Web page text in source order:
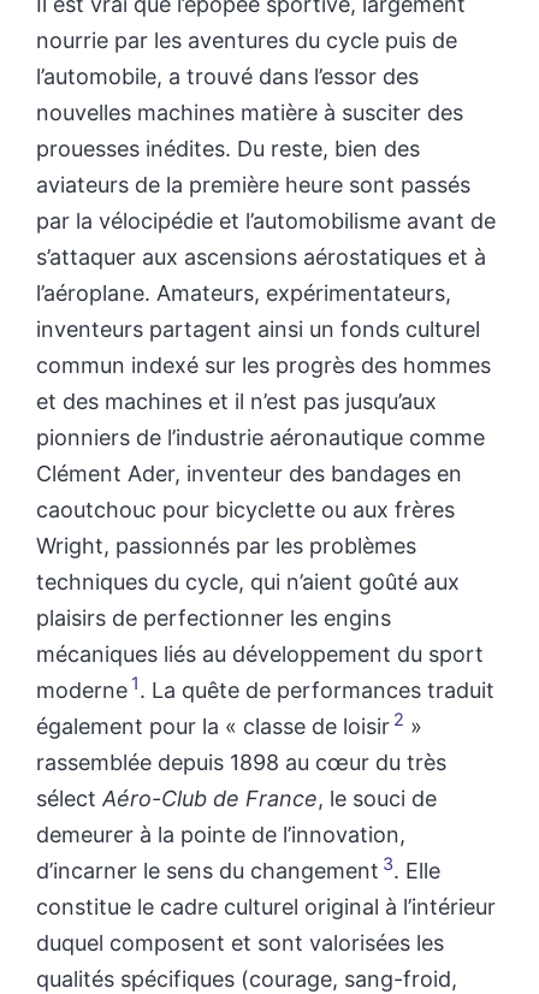
nourrie par les aventures du cycle puis de
l’automobile, a trouvé dans l’essor des
nouvelles machines matière à susciter des
prouesses inédites. Du reste, bien des
aviateurs de la première heure sont passés
par la vélocipédie et l’automobilisme avant de
s’attaquer aux ascensions aérostatiques et à
l’aéroplane. Amateurs, expérimentateurs,
inventeurs partagent ainsi un fonds culturel
commun indexé sur les progrès des hommes
et des machines et il n’est pas jusqu’aux
pionniers de l’industrie aéronautique comme
Clément Ader, inventeur des bandages en
caoutchouc pour bicyclette ou aux frères
Wright, passionnés par les problèmes
techniques du cycle, qui n’aient goûté aux
plaisirs de perfectionner les engins
mécaniques liés au développement du sport
moderne 1. La quête de performances traduit
également pour la « classe de loisir 2 »
rassemblée depuis 1898 au cœur du très
sélectAéro-Club de France, le souci de
demeurer à la pointe de l’innovation,
d’incarner le sens du changement 3. Elle
constitue le cadre culturel original à l’intérieur
duquel composent et sont valorisées les
qualités spécifiques (courage, sang-froid,